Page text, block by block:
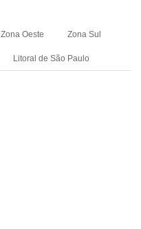
Zona Oeste Zona Sul
Litoral de São Paulo